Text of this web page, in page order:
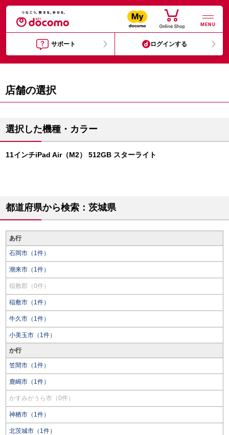
MENU
サポート ログインする
店舗の選択
選択した機種・カラー
11インチiPad Air（M2） 512GB スターライト
都道府県から検索：茨城県
あ行
石岡市（1件）
潮来市（1件）
稲敷郡（0件）
稲敷市（1件）
牛久市（1件）
小美玉市（1件）
か行
笠間市（1件）
鹿嶋市（1件）
かすみがうら市（0件）
神栖市（1件）
北茨城市（1件）